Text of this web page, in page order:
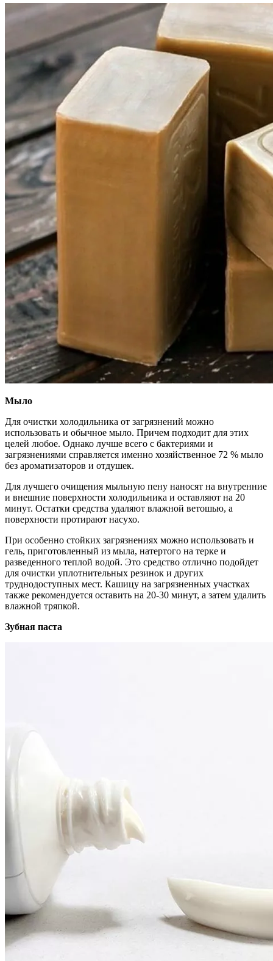
Мыло
Для очистки холодильника от загрязнений можно
использовать и обычное мыло. Причем подходит для этих
целей любое. Однако лучше всего с бактериями и
загрязнениями справляется именно хозяйственное 72 % мыло
без ароматизаторов и отдушек.
Для лучшего очищения мыльную пену наносят на внутренние
и внешние поверхности холодильника и оставляют на 20
минут. Остатки средства удаляют влажной ветошью, а
поверхности протирают насухо.
При особенно стойких загрязнениях можно использовать и
гель, приготовленный из мыла, натертого на терке и
разведенного теплой водой. Это средство отлично подойдет
для очистки уплотнительных резинок и других
труднодоступных мест. Кашицу на загрязненных участках
также рекомендуется оставить на 20-30 минут, а затем удалить
влажной тряпкой.
Зубная паста